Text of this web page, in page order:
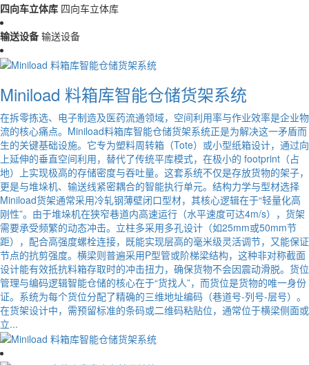
四向车立体库 四向车立体库
输送设备 输送设备
Miniload 料箱库智能仓储货架系统
在拆零拣选、电子制造及医药流通领域，空间利用率与作业效率是企业物
流的核心痛点。Miniload料箱库智能仓储货架系统正是为解决这一矛盾而
生的关键基础设施。它专为塑料周转箱（Tote）或小型纸箱设计，通过向
上延伸的垂直空间利用，替代了传统平库模式，在极小的 footprint（占
地）上实现极高的存储密度与吞吐量。这套系统不仅是存放货物的架子，
更是与堆垛机、输送线紧密耦合的智能执行单元。结构力学与型材选择
Miniload货架通常采用冷轧钢薄壁闭口型材，其核心逻辑在于“轻量化高
刚性”。由于堆垛机在狭窄巷道内高速运行（水平速度可达4m/s），货架
需要承受频繁的动态冲击。立柱多采用多孔设计（如25mm或50mm节
距），配合高强度螺栓连接，既能实现层高的毫米级灵活调节，又能保证
节点的抗剪强度。横梁则普遍采用P型管或阶梯梁结构，这种非对称截面
设计能有效抵抗料箱存取时的冲击扭力，确保货物不会因震动滑脱。货位
管理与编码逻辑智能仓储的核心在于“货找人”，而货位是货物的唯一身份
证。系统为每个货位分配了精确的三维地址编码（巷道号-列号-层号）。
在货架设计中，需预留标准的条码或二维码粘贴位，通常位于横梁侧面或
立...